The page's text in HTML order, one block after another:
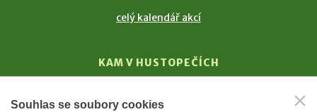
celý kalendář akcí
KAM V HUSTOPEČÍCH
T. G. Masaryk
Souhlas se soubory cookies